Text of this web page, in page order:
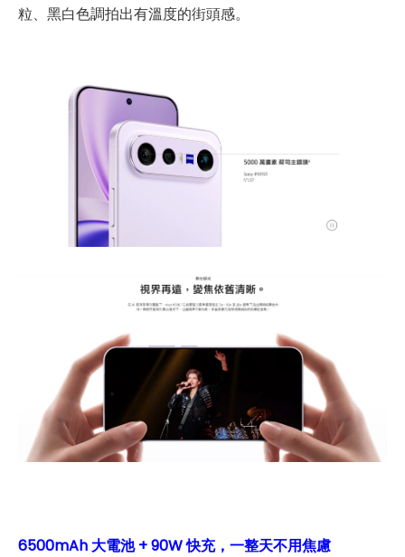
粒、黑白色調拍出有溫度的街頭感。
6500mAh 大電池 + 90W 快充，一整天不用焦慮